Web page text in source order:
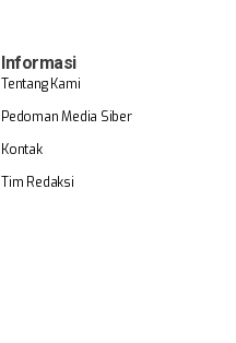
Informasi
Tentang Kami
Pedoman Media Siber
Kontak
Tim Redaksi